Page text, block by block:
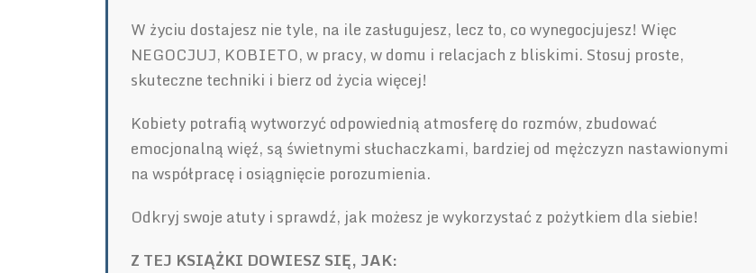
W życiu dostajesz nie tyle, na ile zasługujesz, lecz to, co wynegocjujesz! Więc
NEGOCJUJ, KOBIETO, w pracy, w domu i relacjach z bliskimi. Stosuj proste,
skuteczne techniki i bierz od życia więcej!
Kobiety potrafią wytworzyć odpowiednią atmosferę do rozmów, zbudować
emocjonalną więź, są świetnymi słuchaczkami, bardziej od mężczyzn nastawionymi
na współpracę i osiągnięcie porozumienia.
Odkryj swoje atuty i sprawdź, jak możesz je wykorzystać z pożytkiem dla siebie!
Z TEJ KSIĄŻKI DOWIESZ SIĘ, JAK: